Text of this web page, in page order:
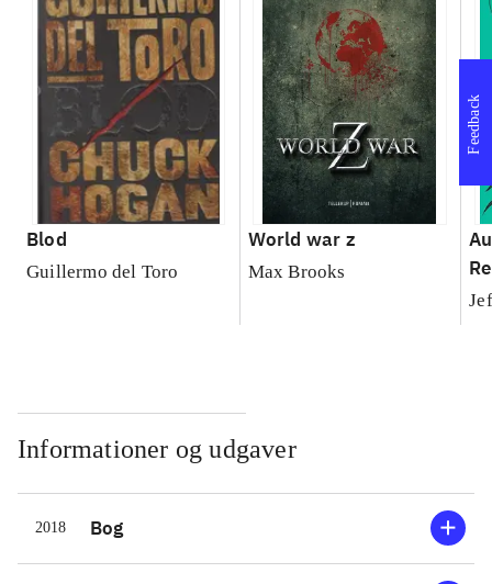
Blod
Guillermo del Toro
World war z
Max Brooks
Informationer og udgaver
2018 Bog
Feedback